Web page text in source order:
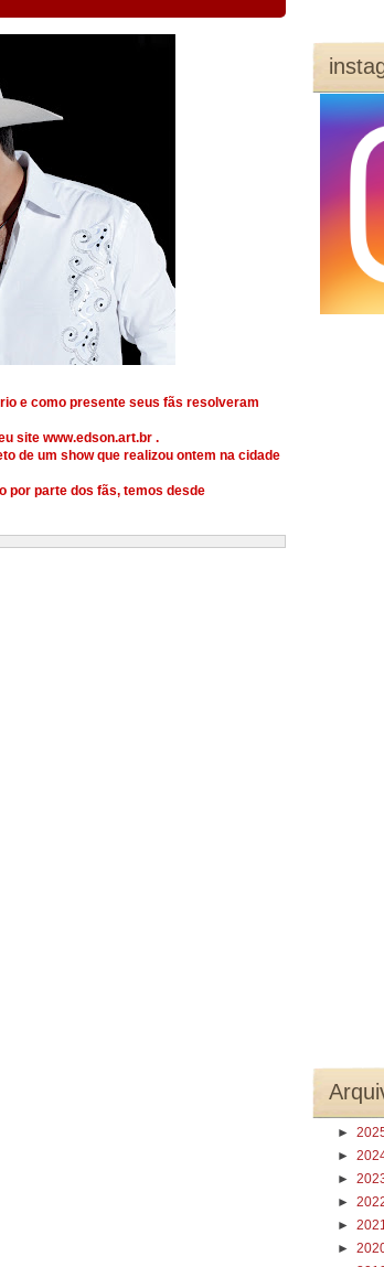
e como presente seus fãs resolveram
site www.edson.art.br .
de um show que realizou ontem na cidade
por parte dos fãs, temos desde
►
►
►
►
►
►